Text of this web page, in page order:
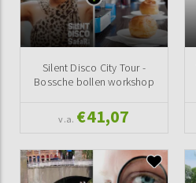
Silent Disco City Tour -
Bossche bollen workshop
v.a. €41,07